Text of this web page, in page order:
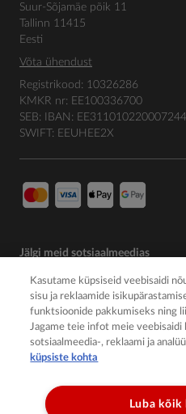
Suur-Sõjamäe põik 11
Tallinn 11415
Eesti
Võta ühendust
Registrikood: 10326286
KMKR nr: EE100336700
SEB: IBAN:
SWIFT: EEUHEE2X
Jälgi meid sotsiaalmeedias
Kasutame küpsiseid veebisaidi
sisu ja reklaamide
funktsioonide pakkumiseks ning
Jagame teie infot meie veebisaidi
sotsiaalmeedia-, reklaami ja
küpsiste kohta
Luba kõik